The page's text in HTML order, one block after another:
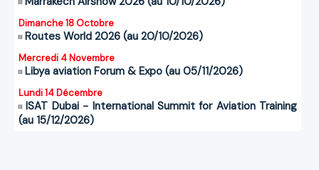
Dimanche 18 Octobre
Routes World 2026 (au 20/10/2026)
Mercredi 4 Novembre
Libya aviation Forum & Expo (au 05/11/2026)
Lundi 14 Décembre
ISAT Dubai - International Summit for Aviation Training
(au 15/12/2026)